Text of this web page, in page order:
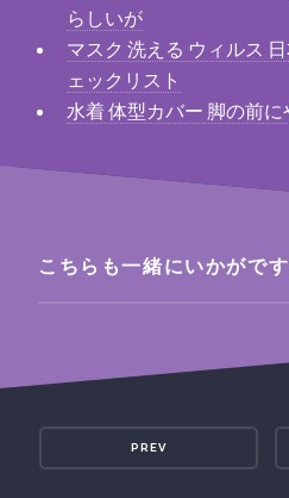
らしいが
マスク 洗える ウィルス
ェックリスト
水着 体型カバー 脚の前
こちらも一緒にいかがで
PREV